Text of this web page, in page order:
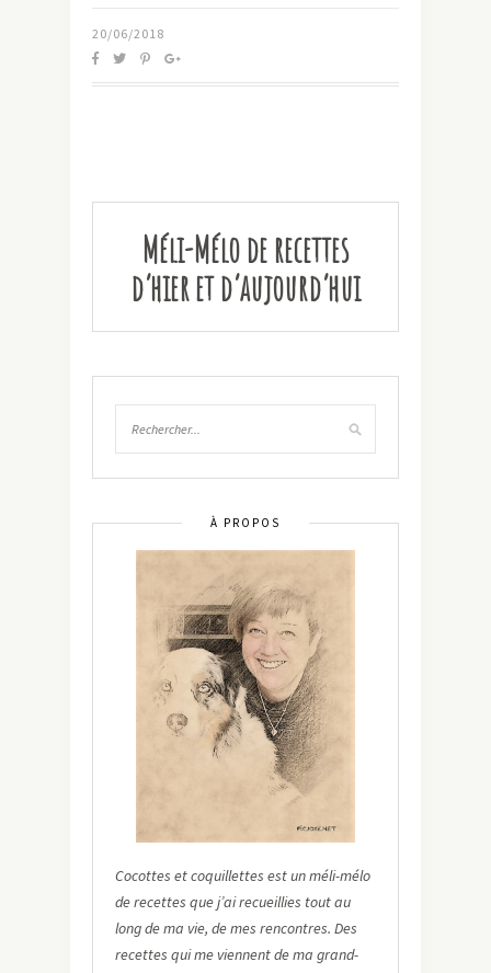
20/06/2018
Méli-Mélo de recettes
d’hier et d’aujourd’hui
À PROPOS
Cocottes et coquillettes est un méli-mélo
de recettes que j’ai recueillies tout au
long de ma vie, de mes rencontres. Des
recettes qui me viennent de ma grand-